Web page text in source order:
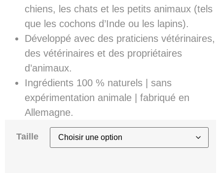
chiens, les chats et les petits animaux (tels
que les cochons d’Inde ou les lapins).
Développé avec des praticiens vétérinaires,
des vétérinaires et des propriétaires
d’animaux.
Ingrédients 100 % naturels | sans
expérimentation animale | fabriqué en
Allemagne.
Taille